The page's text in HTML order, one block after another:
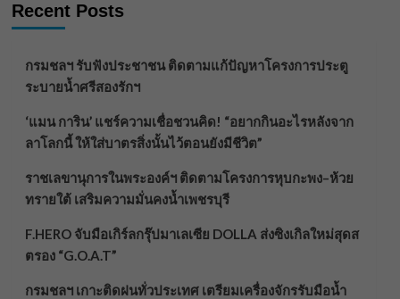
Recent Posts
กรมชลฯ รับฟังประชาชน ติดตามแก้ปัญหาโครงการประตู
ระบายน้ำศรีสองรักฯ
‘แมน การิน’ แชร์ความเชื่อชวนคิด! “อยากกินอะไรหลังจาก
ลาโลกนี้ ให้ใส่บาตรสิ่งนั้นไว้ตอนยังมีชีวิต”
ราชเลขานุการในพระองค์ฯ ติดตามโครงการหุบกะพง–ห้วย
ทรายใต้ เสริมความมั่นคงน้ำเพชรบุรี
F.HERO จับมือเกิร์ลกรุ๊ปมาเลเซีย DOLLA ส่งซิงเกิลใหม่สุดส
ตรอง “G.O.A.T”
กรมชลฯ เกาะติดฝนทั่วประเทศ เตรียมเครื่องจักรรับมือน้ำ